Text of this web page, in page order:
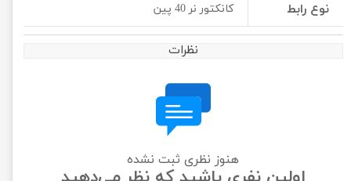
نوع رابط کانکتور نر 40 پین
نظرات
هنوز نظری ثبت نشده